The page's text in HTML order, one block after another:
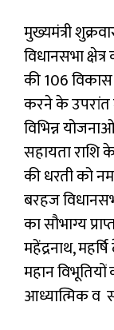
मुख्यमंत्री
विधानसभा
की 106
करने के उपरांत
विभिन्न
सहायता राशि
की धरती को
बरहज
का सौभाग्य
महेंद्रनाथ,
महान विभूतियों
आध्यात्मिक व